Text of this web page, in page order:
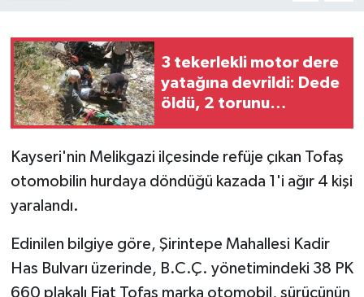
3 tekerlekli motor dere
yatağına devrildi: Dede
öldü, 2 torunu
Kayseri'nin Melikgazi ilçesinde refüje çıkan Tofaş
otomobilin hurdaya döndüğü kazada 1'i ağır 4 kişi
yaralandı.
Edinilen bilgiye göre, Şirintepe Mahallesi Kadir
Has Bulvarı üzerinde, B.C.Ç. yönetimindeki 38 PK
660 plakalı Fiat Tofaş marka otomobil, sürücünün